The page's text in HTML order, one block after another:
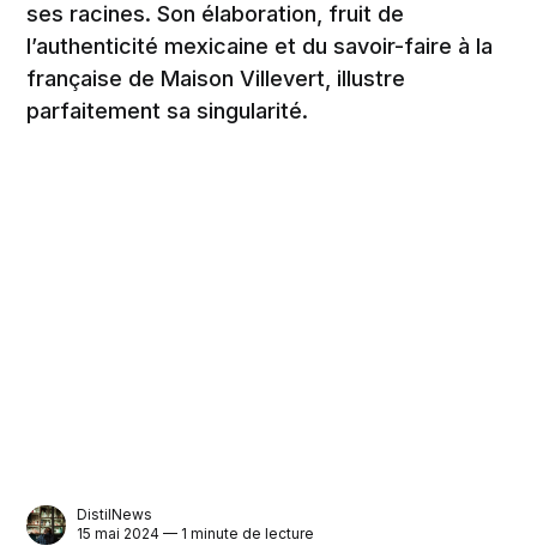
ses racines. Son élaboration, fruit de
l’authenticité mexicaine et du savoir-faire à la
française de Maison Villevert, illustre
parfaitement sa singularité.
DistilNews
15 mai 2024 — 1 minute de lecture